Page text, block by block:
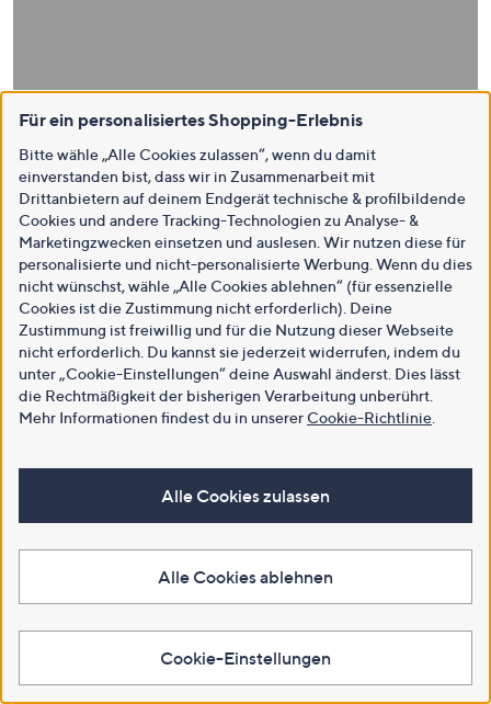
Für ein personalisiertes Shopping-Erlebnis
Bitte wähle „Alle Cookies zulassen“, wenn du damit
einverstanden bist, dass wir in Zusammenarbeit mit
Drittanbietern auf deinem Endgerät technische & profilbildende
Cookies und andere Tracking-Technologien zu Analyse- &
Marketingzwecken einsetzen und auslesen. Wir nutzen diese für
personalisierte und nicht-personalisierte Werbung. Wenn du dies
nicht wünschst, wähle „Alle Cookies ablehnen“ (für essenzielle
Cookies ist die Zustimmung nicht erforderlich). Deine
Zustimmung ist freiwillig und für die Nutzung dieser Webseite
nicht erforderlich. Du kannst sie jederzeit widerrufen, indem du
unter „Cookie-Einstellungen“ deine Auswahl änderst. Dies lässt
die Rechtmäßigkeit der bisherigen Verarbeitung unberührt.
Mehr Informationen findest du in unsererCookie-Richtlinie
Alle Cookies zulassen
Alle Cookies ablehnen
Cookie-Einstellungen